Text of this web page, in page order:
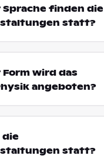
Sprache finden die
statt?
wird das
angeboten?
die
statt?